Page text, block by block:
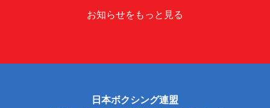
お知らせをもっと見る
日本ボクシング連盟